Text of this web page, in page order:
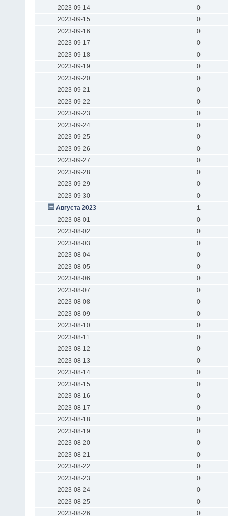
2023-09-14
0
2023-09-15
0
2023-09-16
0
2023-09-17
0
2023-09-18
0
2023-09-19
0
2023-09-20
0
2023-09-21
0
2023-09-22
0
2023-09-23
0
2023-09-24
0
2023-09-25
0
2023-09-26
0
2023-09-27
0
2023-09-28
0
2023-09-29
0
2023-09-30
0
Августа 2023
1
2023-08-01
0
2023-08-02
0
2023-08-03
0
2023-08-04
0
2023-08-05
0
2023-08-06
0
2023-08-07
0
2023-08-08
0
2023-08-09
0
2023-08-10
0
2023-08-11
0
2023-08-12
0
2023-08-13
0
2023-08-14
0
2023-08-15
0
2023-08-16
0
2023-08-17
0
2023-08-18
0
2023-08-19
0
2023-08-20
0
2023-08-21
0
2023-08-22
0
2023-08-23
0
2023-08-24
0
2023-08-25
0
2023-08-26
0